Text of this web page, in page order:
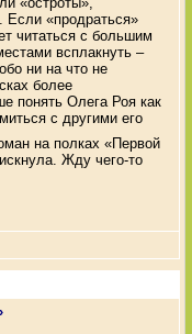
Если «продраться»
читаться с большим
всплакнуть –
ни на что не
более
понять Олега Роя как
с другими его
на полках «Первой
Жду чего-то